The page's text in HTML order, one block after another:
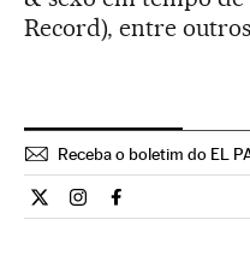
Record), entre
Receba o boletim do EL
Opiniao El País Brasil en
Opiniao El País
Opiniao El País